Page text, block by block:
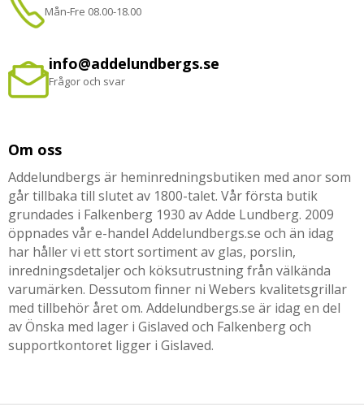
Mån-Fre 08.00-18.00
info@addelundbergs.se
Frågor och svar
Om oss
Addelundbergs är heminredningsbutiken med anor som
går tillbaka till slutet av 1800-talet. Vår första butik
grundades i Falkenberg 1930 av Adde Lundberg. 2009
öppnades vår e-handel Addelundbergs.se och än idag
har håller vi ett stort sortiment av glas, porslin,
inredningsdetaljer och köksutrustning från välkända
varumärken. Dessutom finner ni Webers kvalitetsgrillar
med tillbehör året om. Addelundbergs.se är idag en del
av Önska med lager i Gislaved och Falkenberg och
supportkontoret ligger i Gislaved.